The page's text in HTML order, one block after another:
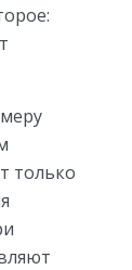
только